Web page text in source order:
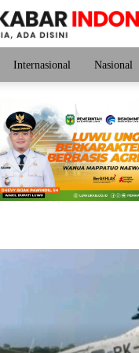
Internasional Nasional